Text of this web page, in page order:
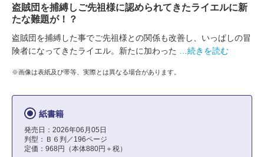
盗賊団を捕縛しご先祖様に認められてきたライエルに新
たな難題が！？
盗賊団を捕縛した事でご先祖様との関係も改善し、いっぱしの冒
険者になってきたライエル。新たに加わった
…続きを読む
※画像は表紙及び帯等、実際とは異なる場合があります。
紙書籍
発売日：2026年06月05日
判型：Ｂ６判／196ページ
定価：968円（本体880円＋税）